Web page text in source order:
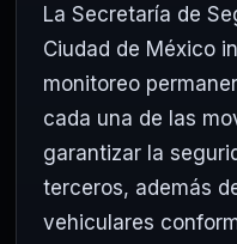
La Secretaría de
Ciudad de México
monitoreo
cada una de las
garantizar la
terceros, además
vehiculares